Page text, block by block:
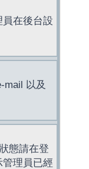
在後台設
mail 以及
態請在登
理員已經